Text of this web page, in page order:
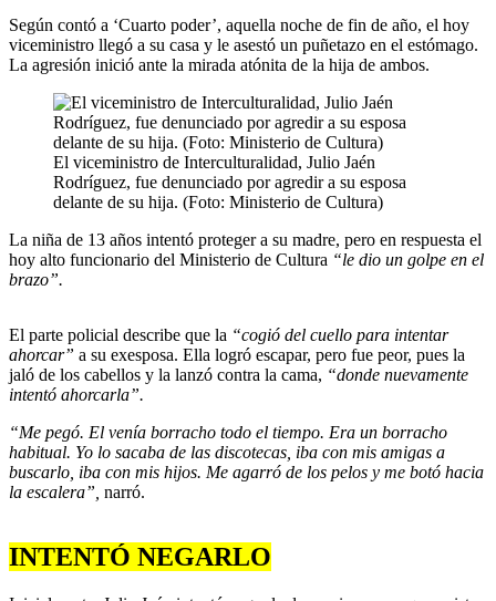
Según contó a ‘Cuarto poder’, aquella noche de fin de año, el hoy
viceministro llegó a su casa y le asestó un puñetazo en el estómago.
La agresión inició ante la mirada atónita de la hija de ambos.
El viceministro de Interculturalidad, Julio Jaén
Rodríguez, fue denunciado por agredir a su esposa
delante de su hija. (Foto: Ministerio de Cultura)
La niña de 13 años intentó proteger a su madre, pero en respuesta el
hoy alto funcionario del Ministerio de Cultura “le dio un golpe en el
brazo”.
El parte policial describe que la “cogió del cuello para intentar
ahorcar” a su exesposa. Ella logró escapar, pero fue peor, pues la
jaló de los cabellos y la lanzó contra la cama, “donde nuevamente
intentó ahorcarla”.
“Me pegó. El venía borracho todo el tiempo. Era un borracho
habitual. Yo lo sacaba de las discotecas, iba con mis amigas a
buscarlo, iba con mis hijos. Me agarró de los pelos y me botó hacia
la escalera”, narró.
INTENTÓ NEGARLO